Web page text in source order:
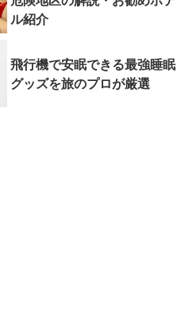
ル紹介
飛行機で安眠できる最強睡眠
グッズを旅のプロが厳選